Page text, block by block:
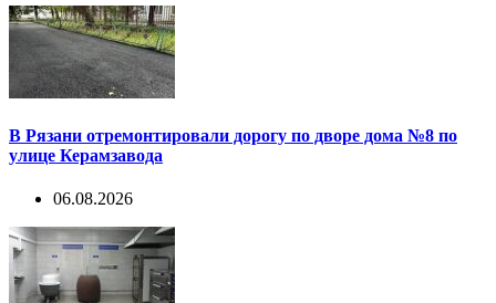
В Рязани отремонтировали дорогу по дворе дома №8 по
улице Керамзавода
06.08.2026